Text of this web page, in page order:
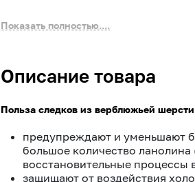
Показать полностью....
Описание товара
Польза следков из верблюжьей
предупреждают и уменьшают
большое количество
восстановительные
защищают от воздействия